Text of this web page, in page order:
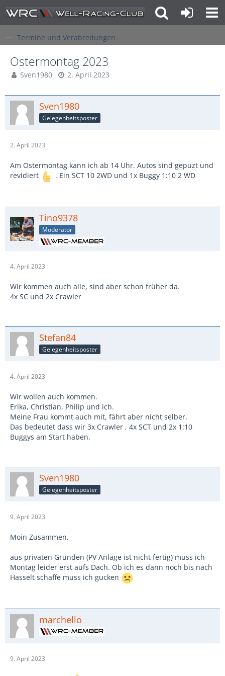
Termine und Verabredungen
Ostermontag 2023
Sven1980 2. April 2023
Sven1980
Gelegenheitsposter
2. April 2023
Am Ostermontag kann ich ab 14 Uhr. Autos sind gepuzt und
revidiert
. Ein SCT 10 2WD und 1x Buggy 1:10 2 WD
Tino9378
Moderator
4. April 2023
Wir kommen auch alle, sind aber schon früher da.
4x SC und 2x Crawler
Stefan84
Gelegenheitsposter
4. April 2023
Wir wollen auch kommen.
Erika, Christian, Philip und ich.
Meine Frau kommt auch mit, fährt aber nicht selber.
Das bedeutet dass wir 3x Crawler , 4x SCT und 2x 1:10
Buggys am Start haben.
Sven1980
Gelegenheitsposter
9. April 2023
Moin Zusammen,
aus privaten Gründen (PV Anlage ist nicht fertig) muss ich
Montag leider erst aufs Dach. Ob ich es dann noch bis nach
Hasselt schaffe muss ich gucken
marchello
9. April 2023